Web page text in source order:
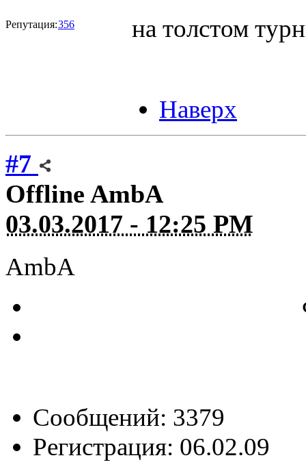
Репутация:356 на толстом
Наверх
#7
Offline AmbA
03.03.2017 - 12:25 PM
AmbA
Сообщений: 3379
Регистрация: 06.02.09